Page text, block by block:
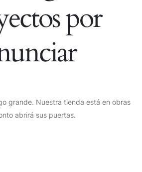
por
grande. Nuestra tienda está en obras
abrirá sus puertas.